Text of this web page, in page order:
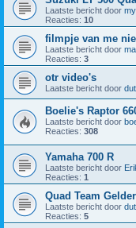
Laatste bericht door
Reacties: 10
filmpje van me
Laatste bericht door
Reacties: 3
otr video's
Laatste bericht door
Boelie's Raptor
Laatste bericht door
Reacties: 308
Yamaha 700 R
Laatste bericht door
Reacties: 1
Quad Team
Laatste bericht door
Reacties: 5